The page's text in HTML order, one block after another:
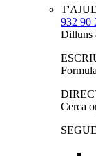
932 90
Dilluns
Cerca